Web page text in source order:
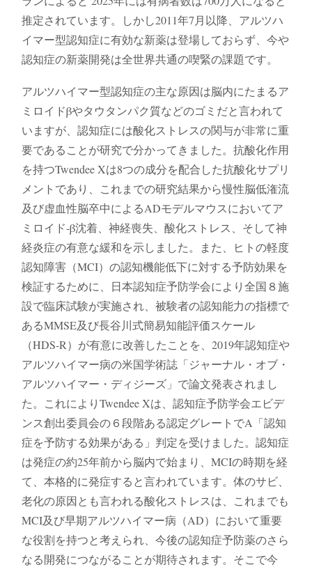
推定されています。しかし2011年7月以降、アルツハ
イマー型認知症に有効な新薬は登場しておらず、今や
認知症の新薬開発は全世界共通の喫緊の課題です。
アルツハイマー型認知症の主な原因は脳内にたまるア
ミロイドβやタウタンパク質などのゴミだと言われて
いますが、認知症には酸化ストレスの関与が⾮常に重
要であることが研究で分かってきました。抗酸化作用
を持つTwendee Xは8つの成分を配合した抗酸化サプリ
メントであり、これまでの研究結果から慢性脳低潅流
及び虚⾎性脳卒中によるADモデルマウスにおいてア
ミロイド-β沈着、神経喪失、酸化ストレス、そして神
経炎症の有意な緩和を示しました。また、ヒトの軽度
認知障害（MCI）の認知機能低下に対する予防効果を
検証するために、⽇本認知症予防学会により全国８施
設で臨床試験が実施され、被験者の認知能⼒の指標で
あるMMSE及び⻑⾕川式簡易知能評価スケール
（HDS-R）が有意に改善したことを、2019年認知症や
アルツハイマー病の⽶国学術誌「ジャーナル・オブ・
アルツハイマー・ディジーズ」で論⽂発表されまし
た。これによりTwendee Xは、認知症予防学会エビデ
ンス創出委員会の６段階ある認定グレートでA「認知
症を予防する効果がある」判定を受けました。認知症
は発症の約25年前から脳内で始まり、MCIの時期を経
て、本格的に発症すると⾔われています。体のサビ、
⽼化の原因とも⾔われる酸化ストレスは、これまでも
MCI及び早期アルツハイマー病（AD）において重要
な役割を持つと考えられ、今後の認知症予防薬のさら
なる開発につながることが期待されます。そこで今